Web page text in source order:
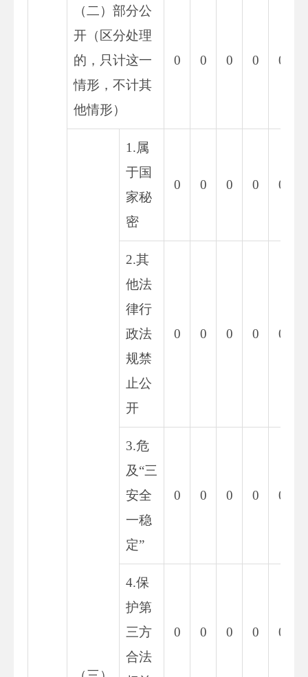
（二）部分公
开（区分处理
的，只计这一
情形，不计其
他情形）
0 0 0 0 0
1.属
于国
家秘
密
0 0 0 0 0
2.其
他法
律行
政法
规禁
止公
开
0 0 0 0 0
3.危
及“三
安全
一稳
定”
0 0 0 0 0
4.保
护第
三方
合法
0 0 0 0 0